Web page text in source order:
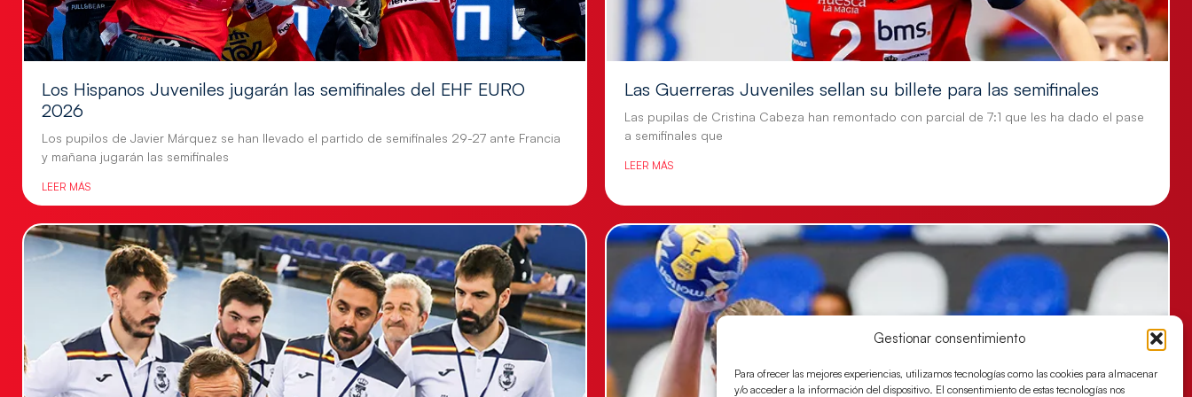
Gestionar consentimiento
Para ofrecer las mejores experiencias, utilizamos tecnologías como las cookies para almacenar
y/o acceder a la información del dispositivo. El consentimiento de estas tecnologías nos
Los Hispanos Juveniles jugarán las semifinales del EHF EURO
2026
Los pupilos de Javier Márquez se han llevado el partido de semifinales 29-27 ante Francia
y mañana jugarán las semifinales
LEER MÁS
Las Guerreras Juveniles sellan su billete para las semifinales
Las pupilas de Cristina Cabeza han remontado con parcial de 7:1 que les ha dado el pase
a semifinales que
LEER MÁS